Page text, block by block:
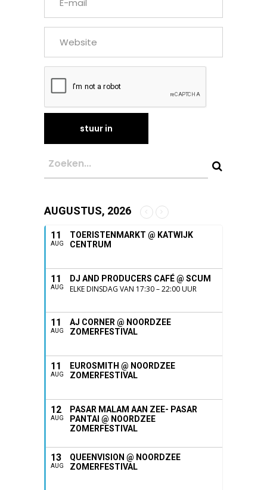
AUGUSTUS, 2026
11
AUG
TOERISTENMARKT @ KATWIJK
CENTRUM
11
AUG
DJ AND PRODUCERS CAFÉ @ SCUM
ELKE DINSDAG VAN 17:30 – 22:00 UUR
11
AUG
AJ CORNER @ NOORDZEE
ZOMERFESTIVAL
11
AUG
EUROSMITH @ NOORDZEE
ZOMERFESTIVAL
12
AUG
PASAR MALAM AAN ZEE- PASAR
PANTAI @ NOORDZEE
ZOMERFESTIVAL
13
AUG
QUEENVISION @ NOORDZEE
ZOMERFESTIVAL